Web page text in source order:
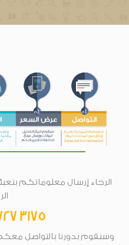
الرجاء إرسال معلوماتكم
3175
وسنقوم بدورنا بالتواصل